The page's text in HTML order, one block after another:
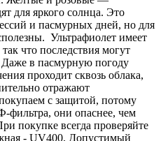
для яркого солнца. Это
и пасмурных дней, но для
Ультрафиолет имеет
что последствия могут
Даже в пасмурную погоду
проходит сквозь облака,
отражают
с защитой, потому
фильтра, они опаснее, чем
покупке всегда проверяйте
- UV400. Допустимый